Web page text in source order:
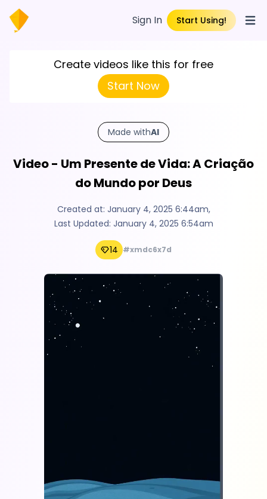
Sign In Start Using!
Create videos like this for free
Start Now
Made withAI
Video - Um Presente de Vida: A Criação
do Mundo por Deus
Created at: January 4, 2025 6:44am,
Last Updated: January 4, 2025 6:54am
14 #xmdc6x7d